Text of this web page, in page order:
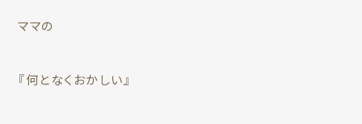
ママの
『何となくおかしい』